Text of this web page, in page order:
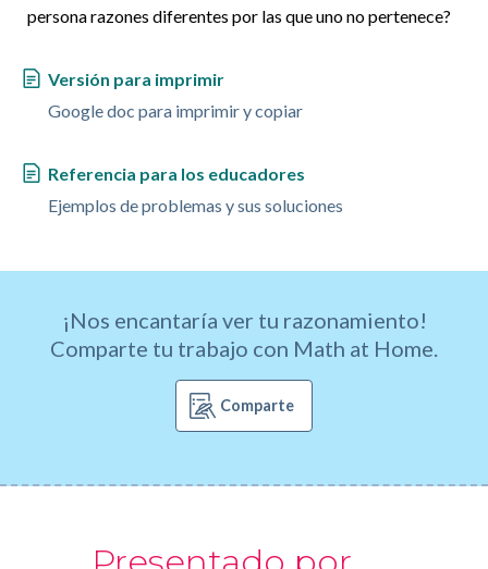
persona razones diferentes por las que uno no pertenece?
Versión para imprimir
Google doc para imprimir y copiar
Referencia para los educadores
Ejemplos de problemas y sus soluciones
¡Nos encantaría ver tu razonamiento!
Comparte tu trabajo con Math at Home.
Comparte